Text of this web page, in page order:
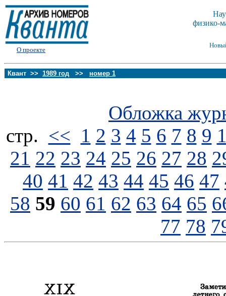
О проекте
физико-
Квант >> 1989 год >> номер 1
Обложка
стp. << 1 2 3 4 5 6 7 8 9
21 22 23 24 25 26 27 28
40 41 42 43 44 45 46 47
58 59 60 61 62 63 64 65
77 78